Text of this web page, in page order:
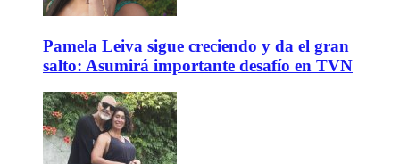
Pamela Leiva sigue creciendo y da el gran
salto: Asumirá importante desafío en TVN